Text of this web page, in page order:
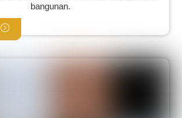
bangunan.